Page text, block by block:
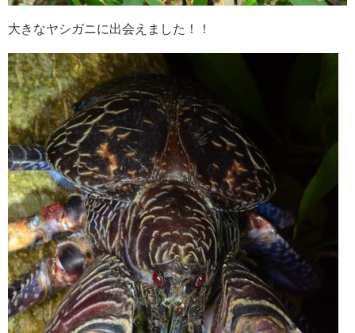
大きなヤシガニに出会えました！！